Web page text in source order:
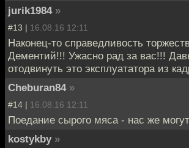
jurik1984 »
#13 | 16.08.16 12:11
Наконец-то справедливость
Дементий!!! Ужасно рад за вас!!!
отодвинуть это эксплуататора из
Cheburan84 »
#14 | 16.08.16 12:11
Поедание сырого мяса - нас же
kostykby »